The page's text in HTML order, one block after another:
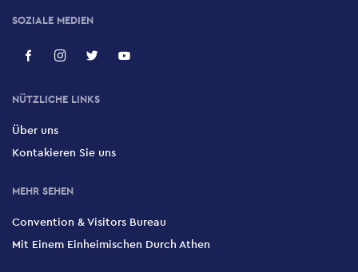
SOZIALE MEDIEN
NÜTZLICHE LINKS
Über uns
Kontakieren Sie uns
MEHR SEHEN
Convention & Visitors Bureau
Mit Einem Einheimischen Durch Athen